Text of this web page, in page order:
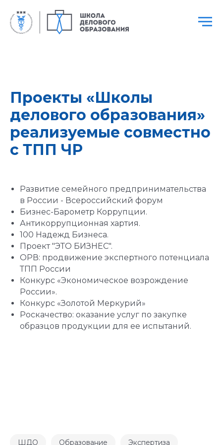
Проекты «Школы
делового образования»
реализуемые совместно
с ТПП ЧР
Развитие семейного предпринимательства
в России - Всероссийский форум
Бизнес-Барометр Коррупции.
Антикоррупционная хартия.
100 Надежд Бизнеса.
Проект "ЭТО БИЗНЕС".
ОРВ: продвижение экспертного потенциала
ТПП России
Конкурс «Экономическое возрождение
России».
Конкурс «Золотой Меркурий»
Роскачество: оказание услуг по закупке
образцов продукции для ее испытаний.
ШДО Образование Экспертиза